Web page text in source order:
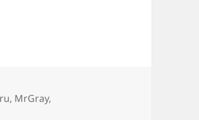
, MrGray,